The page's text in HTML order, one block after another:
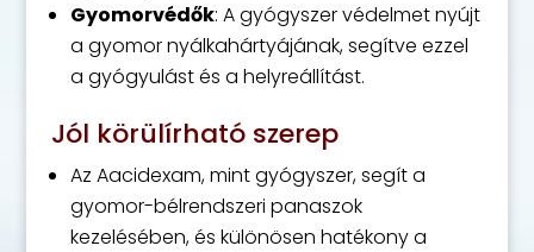
Gyomorvédők: A gyógyszer védelmet nyújt
a gyomor nyálkahártyájának, segítve ezzel
a gyógyulást és a helyreállítást.
Jól körülírható szerep
Az Aacidexam, mint gyógyszer, segít a
gyomor-bélrendszeri panaszok
kezelésében, és különösen hatékony a